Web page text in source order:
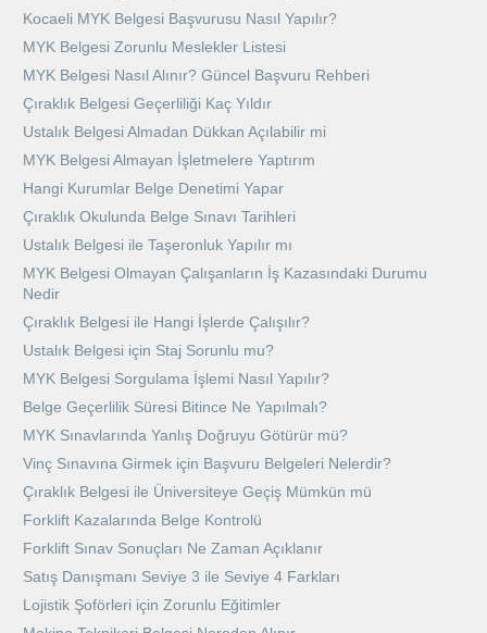
Kocaeli MYK Belgesi Başvurusu Nasıl Yapılır?
MYK Belgesi Zorunlu Meslekler Listesi
MYK Belgesi Nasıl Alınır? Güncel Başvuru Rehberi
Çıraklık Belgesi Geçerliliği Kaç Yıldır
Ustalık Belgesi Almadan Dükkan Açılabilir mi
MYK Belgesi Almayan İşletmelere Yaptırım
Hangi Kurumlar Belge Denetimi Yapar
Çıraklık Okulunda Belge Sınavı Tarihleri
Ustalık Belgesi ile Taşeronluk Yapılır mı
MYK Belgesi Olmayan Çalışanların İş Kazasındaki Durumu
Nedir
Çıraklık Belgesi ile Hangi İşlerde Çalışılır?
Ustalık Belgesi için Staj Sorunlu mu?
MYK Belgesi Sorgulama İşlemi Nasıl Yapılır?
Belge Geçerlilik Süresi Bitince Ne Yapılmalı?
MYK Sınavlarında Yanlış Doğruyu Götürür mü?
Vinç Sınavına Girmek için Başvuru Belgeleri Nelerdir?
Çıraklık Belgesi ile Üniversiteye Geçiş Mümkün mü
Forklift Kazalarında Belge Kontrolü
Forklift Sınav Sonuçları Ne Zaman Açıklanır
Satış Danışmanı Seviye 3 ile Seviye 4 Farkları
Lojistik Şoförleri için Zorunlu Eğitimler